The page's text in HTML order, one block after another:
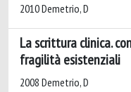
2010 Demetrio, D
La scrittura clinica.
fragilità esistenziali
2008 Demetrio, D